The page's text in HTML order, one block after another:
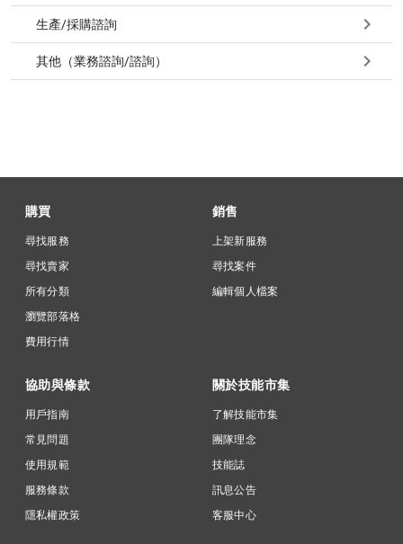
生產/採購諮詢
其他（業務諮詢/諮詢）
購買
尋找服務
尋找賣家
所有分類
瀏覽部落格
費用行情
銷售
上架新服務
尋找案件
編輯個人檔案
協助與條款
用戶指南
常見問題
使用規範
服務條款
隱私權政策
關於技能市集
了解技能市集
團隊理念
技能誌
訊息公告
客服中心